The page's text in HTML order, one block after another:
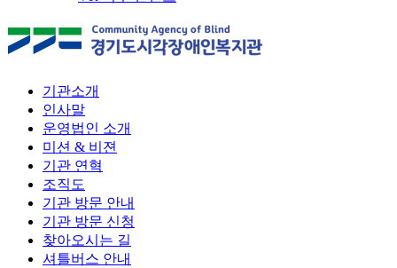
기관소개
인사말
운영법인 소개
미션 & 비젼
기관 연혁
조직도
기관 방문 안내
기관 방문 신청
찾아오시는 길
셔틀버스 안내